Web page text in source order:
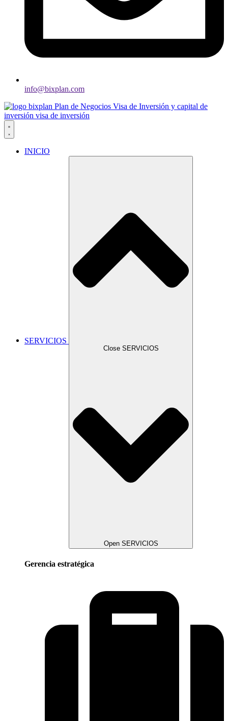
info@bixplan.com
INICIO
SERVICIOS
Close SERVICIOS
Open SERVICIOS
Gerencia estratégica